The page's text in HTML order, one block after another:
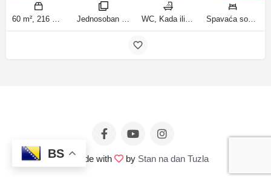
60 m², 216 m² m2 Jednosoban stan sa vrtom, Apartman sa 4 sobe sobe WC, Kada ili tuš kupatila Spavaća soba 1: 1 veliki bračni krevet | Dnevni boravak: 1 kauč na razvlačenje | Spavaća soba 1: 1 bračni krevet | Spavaća soba 2: 1 bračni krevet | Spavaća soba 3: 1 bračni krevet | Spavaća soba 4: 1 krevet za jednu osobu ležaja
© Made with by Stan na dan Tuzla
BS